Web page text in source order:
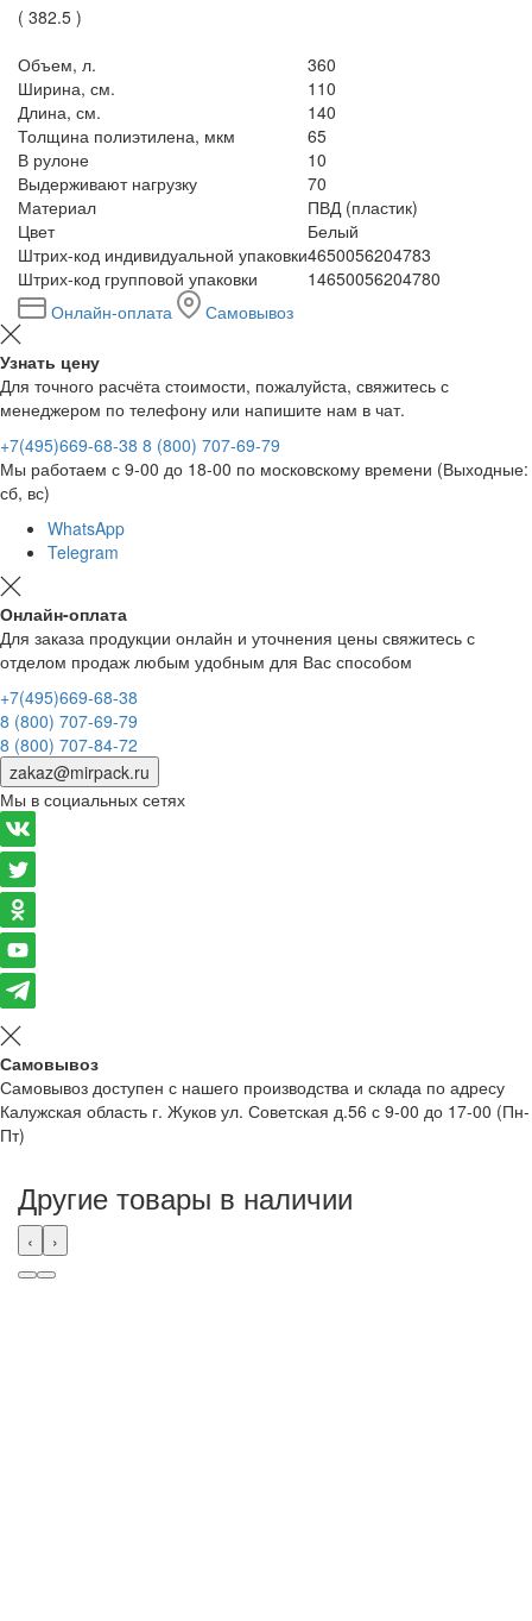
( 382.5 )
Объем, л.
360
Ширина, см.
110
Длина, см.
140
Толщина полиэтилена, мкм
65
В рулоне
10
Выдерживают нагрузку
70
Материал
ПВД (пластик)
Цвет
Белый
Штрих-код индивидуальной упаковки4650056204783
Штрих-код групповой упаковки
14650056204780
Онлайн-оплата
Самовывоз
Узнать цену
Для точного расчёта стоимости, пожалуйста, свяжитесь с
менеджером по телефону или напишите нам в чат.
+7(495)669-68-38 8 (800) 707-69-79
Мы работаем с 9-00 до 18-00 по московскому времени (Выходные:
сб, вс)
WhatsApp
Telegram
Онлайн-оплата
Для заказа продукции онлайн и уточнения цены свяжитесь с
отделом продаж любым удобным для Вас способом
+7(495)669-68-38
8 (800) 707-69-79
8 (800) 707-84-72
zakaz@mirpack.ru
Мы в социальных сетях
Самовывоз
Самовывоз доступен с нашего производства и склада по адресу
Калужская область г. Жуков ул. Советская д.56 с 9-00 до 17-00 (Пн-
Пт)
Другие товары в наличии
‹ ›